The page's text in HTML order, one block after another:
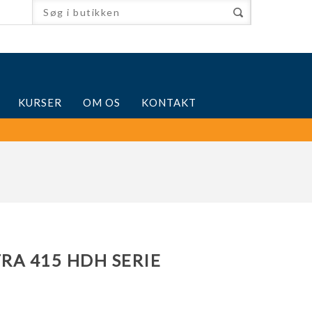
KURSER OM OS KONTAKT
415 HDH SERIE